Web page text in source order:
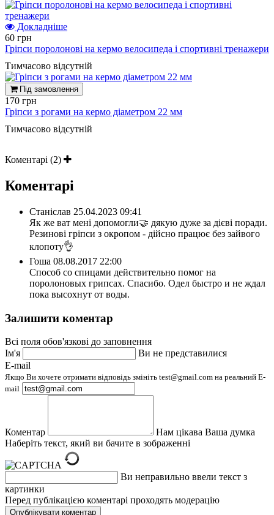
Докладніше
60 грн
Гріпси поролонові на кермо велосипеда і спортивні тренажери
Тимчасово відсутній
Під замовлення
170 грн
Гріпси з рогами на кермо діаметром 22 мм
Тимчасово відсутній
Коментарі (2)
Коментарі
Станіслав 25.04.2023 09:41
Як же ват мені допомогли🤝 дякую дуже за дієві поради.
Резинові гріпси з окропом - дійсно працює без зайвого
клопоту👌
Гоша 08.08.2017 22:00
Способ со спицами действительно помог на
поролоновых грипсах. Спасибо. Одел быстро и не ждал
пока высохнут от воды.
Залишити коментар
Всі поля обов'язкові до заповнення
Ім'я
Ви не представилися
E-mail
Якщо Ви хочете отримати відповідь змініть test@gmail.com на реальний E-
mail
Коментар
Нам цікава Ваша думка
Наберіть текст, який ви бачите в зображенні
Ви неправильно ввели текст з
картинки
Перед публікацією коментарі проходять модерацію